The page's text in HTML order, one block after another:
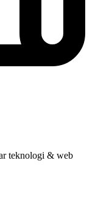
teknologi & web